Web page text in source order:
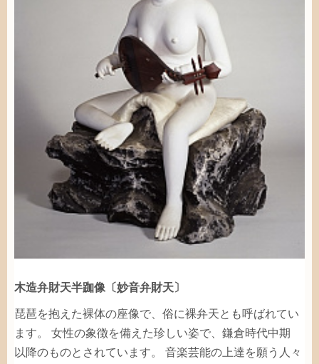
木造弁財天半跏像 〔妙音弁財天〕
琵琶を抱えた裸体の座像で、 俗に裸弁天とも 呼ばれてい
ます。 女性の象徴を備えた珍 しい姿で、 鎌倉時代中期
以降のものとされています。 音楽芸能の 上達を願う 人々